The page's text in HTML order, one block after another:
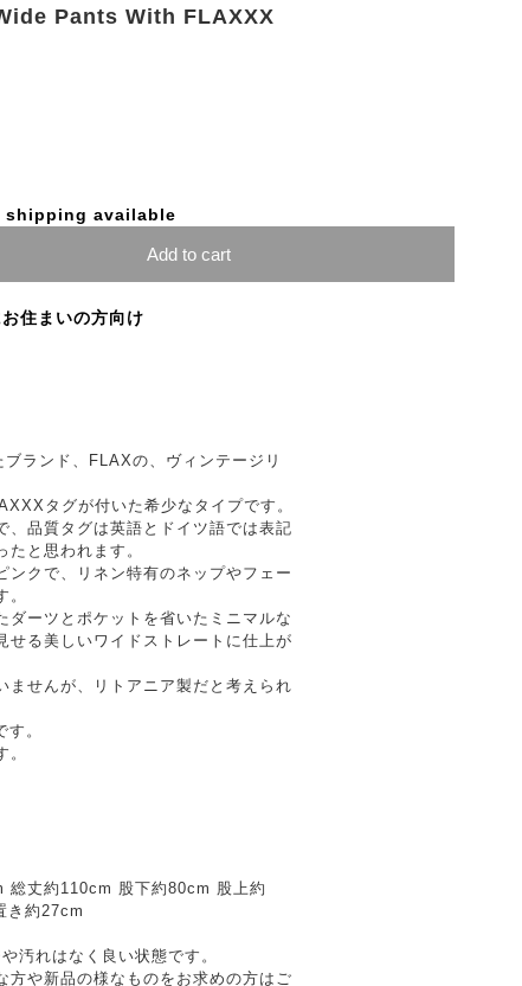
Pants With FLAXXX
shipping available
Add to cart
住まいの方向け
ランド、FLAXの、ヴィンテージリ
タグが付いた希少なタイプです。
、品質タグは英語とドイツ語では表記
と思われます。
ンクで、リネン特有のネップやフェー
ダーツとポケットを省いたミニマルな
せる美しいワイドストレートに仕上が
ませんが、リトアニア製だと考えられ
。
総丈約110cm 股下約80cm 股上約
き約27cm
汚れはなく良い状態です。
方や新品の様なものをお求めの方はご